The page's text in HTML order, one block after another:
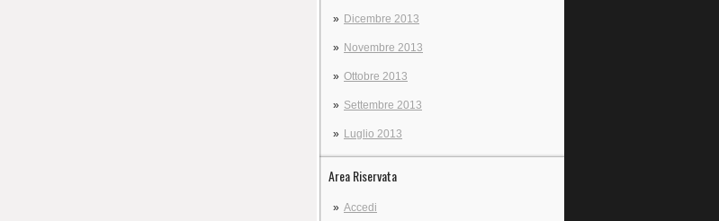
Dicembre 2013
Novembre 2013
Ottobre 2013
Settembre 2013
Luglio 2013
Area Riservata
Accedi